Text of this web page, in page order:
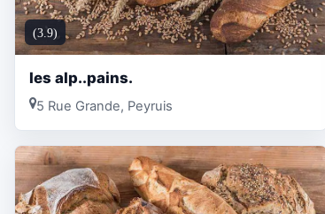
(3.9)
les alp..pains.
5 Rue Grande, Peyruis